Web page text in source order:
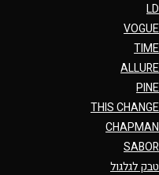
LD
VOGUE
TIME
ALLURE
PINE
THIS CHANGE
CHAPMAN
SABOR
טבק לגלגול